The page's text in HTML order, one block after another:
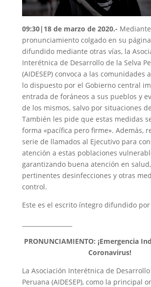
09:30|18 de marzo de 2020.-
pronunciamiento colgado en su
difundido mediante otras vías, la
Interétnica de Desarrollo de la Selva
(AIDESEP) convoca a las comunidades
lo dispuesto por el Gobierno central
entrada de foráneos a sus pueblos y
de los mismos, salvo por situaciones
También les pide que estas medidas
forma «pacífica pero firme». Además,
serie de llamados al Ejecutivo para
atención a estas poblaciones
garantizando buena atención en
pertinentes desinfecciones y otras
control.
Este es el escrito íntegro difundido por
PRONUNCIAMIENTO: ¡Emergencia
Coronavirus!
La Asociación Interétnica de
Peruana (AIDESEP), como la principal